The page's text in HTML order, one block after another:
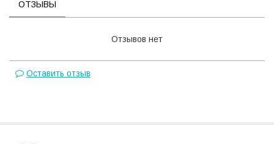
ОТЗЫВЫ
Отзывов нет
Оставить отзыв